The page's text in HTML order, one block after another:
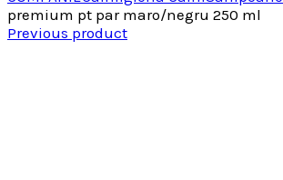
premium pt par maro/negru 250 ml
Previous product